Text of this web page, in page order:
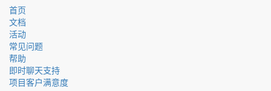
首页
文档
活动
常见问题
帮助
即时聊天支持
项目客户满意度